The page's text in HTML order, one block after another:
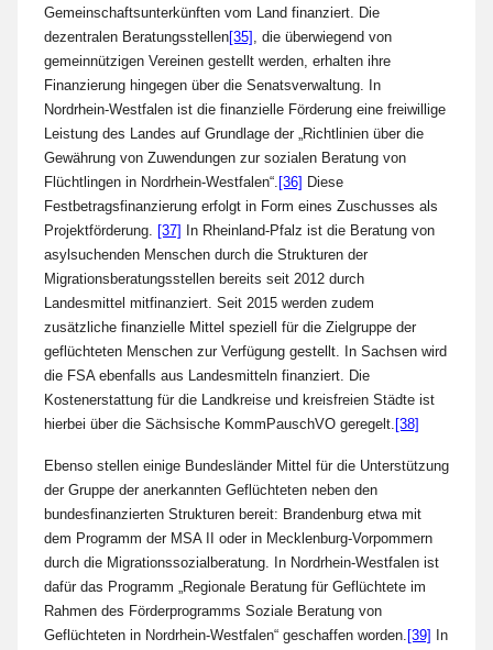
Gemeinschaftsunterkünften vom Land finanziert. Die
dezentralen Beratungsstellen[35] , die überwiegend von
gemeinnützigen Vereinen gestellt werden, erhalten ihre
Finanzierung hingegen über die Senatsverwaltung. In
Nordrhein-Westfalen ist die finanzielle Förderung eine freiwillige
Leistung des Landes auf Grundlage der „Richtlinien über die
Gewährung von Zuwendungen zur sozialen Beratung von
Flüchtlingen in Nordrhein-Westfalen“. [36] Diese
Festbetragsfinanzierung erfolgt in Form eines Zuschusses als
Projektförderung. [37]
In Rheinland-Pfalz ist die Beratung von
asylsuchenden Menschen durch die Strukturen der
Migrationsberatungsstellen bereits seit 2012 durch
Landesmittel mitfinanziert. Seit 2015 werden zudem
zusätzliche finanzielle Mittel speziell für die Zielgruppe der
geflüchteten Menschen zur Verfügung gestellt. In Sachsen wird
die FSA ebenfalls aus Landesmitteln finanziert. Die
Kostenerstattung für die Landkreise und kreisfreien Städte ist
hierbei über die Sächsische KommPauschVO geregelt. [38]
Ebenso stellen einige Bundesländer Mittel für die Unterstützung
der Gruppe der anerkannten Geflüchteten neben den
bundesfinanzierten Strukturen bereit: Brandenburg etwa mit
dem Programm der MSA II oder in Mecklenburg-Vorpommern
durch die Migrationssozialberatung. In Nordrhein-Westfalen ist
dafür das Programm „Regionale Beratung für Geflüchtete im
Rahmen des Förderprogramms Soziale Beratung von
Geflüchteten in Nordrhein-Westfalen“ geschaffen worden. [39]
In